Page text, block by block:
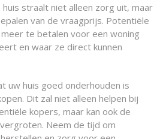
straalt niet alleen zorg uit, maar
van de vraagprijs. Potentiële
te betalen voor een woning
en waar ze direct kunnen
uw huis goed onderhouden is
Dit zal niet alleen helpen bij
kopers, maar kan ook de
Neem de tijd om